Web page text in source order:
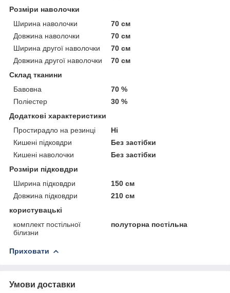
Розміри наволочки
Ширина наволочки
70 см
Довжина наволочки
70 см
Ширина другої наволочки
70 см
Довжина другої наволочки
70 см
Склад тканини
Бавовна
70 %
Поліестер
30 %
Додаткові характеристики
Простирадло на резинці
Ні
Кишені підковдри
Без застібки
Кишені наволочки
Без застібки
Розміри підковдри
Ширина підковдри
150 см
Довжина підковдри
210 см
користувацькі
комплект постільної
білизни
полуторна постільна
Приховати
Умови доставки